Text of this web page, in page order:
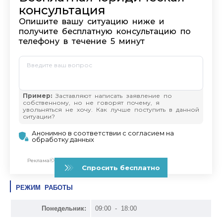
РЕЖИМ РАБОТЫ
Понедельник: 09:00 - 18:00